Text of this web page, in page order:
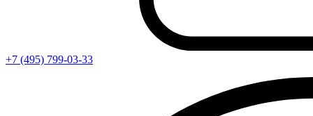
+7 (495) 799-03-33